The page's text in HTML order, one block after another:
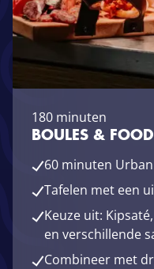
180 minuten
BOULES & FOOD
60 minuten
Tafelen met een
Keuze uit:
en verschillende
Combineer met